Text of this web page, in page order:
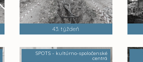
43. týždeň
SPOTS - kultúrno-spoločenské
centrá